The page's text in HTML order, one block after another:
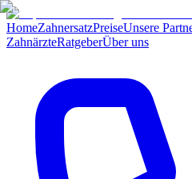
HomeZahnersatzPreiseUnsere
ZahnärzteRatgeberÜber uns